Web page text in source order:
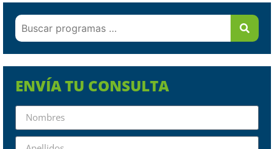
ENVÍA TU CONSULTA